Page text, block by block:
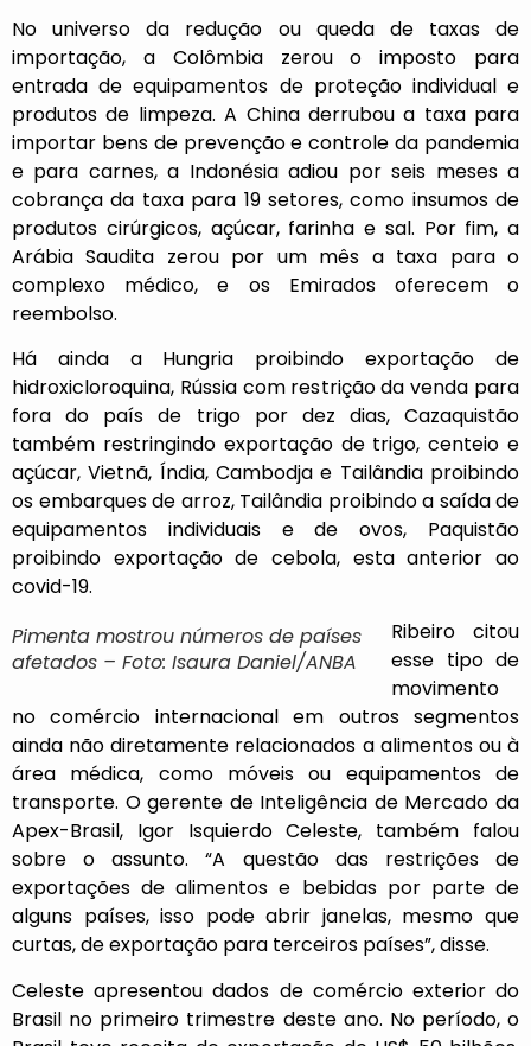
No universo da redução ou queda de taxas de
importação, a Colômbia zerou o imposto para
entrada de equipamentos de proteção individual e
produtos de limpeza. A China derrubou a taxa para
importar bens de prevenção e controle da pandemia
e para carnes, a Indonésia adiou por seis meses a
cobrança da taxa para 19 setores, como insumos de
produtos cirúrgicos, açúcar, farinha e sal. Por fim, a
Arábia Saudita zerou por um mês a taxa para o
complexo médico, e os Emirados oferecem o
reembolso.
Há ainda a Hungria proibindo exportação de
hidroxicloroquina, Rússia com restrição da venda para
fora do país de trigo por dez dias, Cazaquistão
também restringindo exportação de trigo, centeio e
açúcar, Vietnã, Índia, Cambodja e Tailândia proibindo
os embarques de arroz, Tailândia proibindo a saída de
equipamentos individuais e de ovos, Paquistão
proibindo exportação de cebola, esta anterior ao
covid-19.
Pimenta mostrou números de países
afetados – Foto: Isaura Daniel/ANBA
Ribeiro citou
esse tipo de
movimento
no comércio internacional em outros segmentos
ainda não diretamente relacionados a alimentos ou à
área médica, como móveis ou equipamentos de
transporte. O gerente de Inteligência de Mercado da
Apex-Brasil, Igor Isquierdo Celeste, também falou
sobre o assunto. “A questão das restrições de
exportações de alimentos e bebidas por parte de
alguns países, isso pode abrir janelas, mesmo que
curtas, de exportação para terceiros países”, disse.
Celeste apresentou dados de comércio exterior do
Brasil no primeiro trimestre deste ano. No período, o